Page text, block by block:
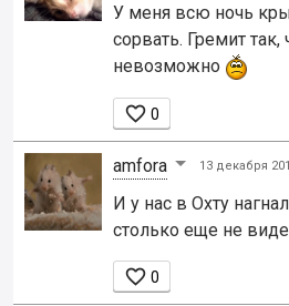
У меня всю ночь
сорвать. Гремит так,
невозможно
 0
amfora 13 декабря
И у нас в Охту
столько еще не
 0